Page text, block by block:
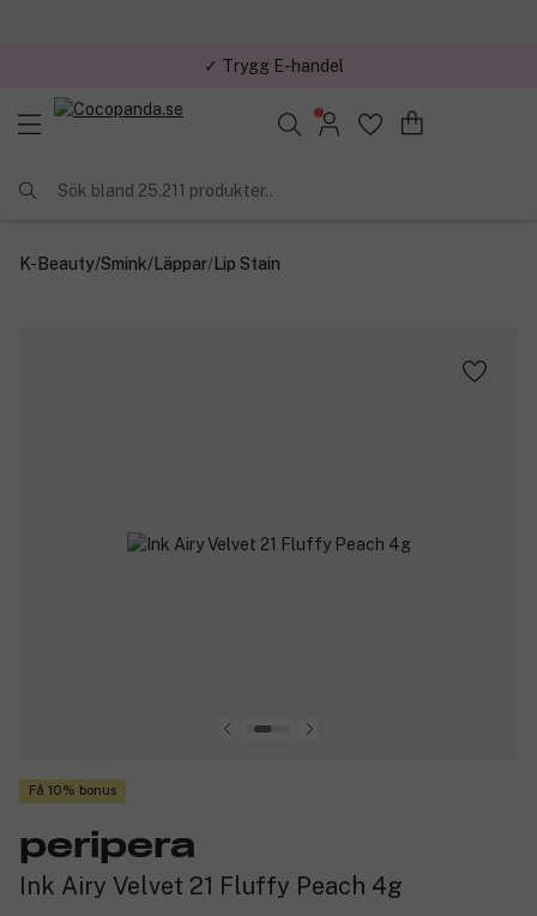
✓ Trygg E-handel
Sök bland 25.211 produkter..
K-Beauty/Smink/Läppar/Lip Stain
Få 10% bonus
peripera
Ink Airy Velvet 21 Fluffy Peach 4g